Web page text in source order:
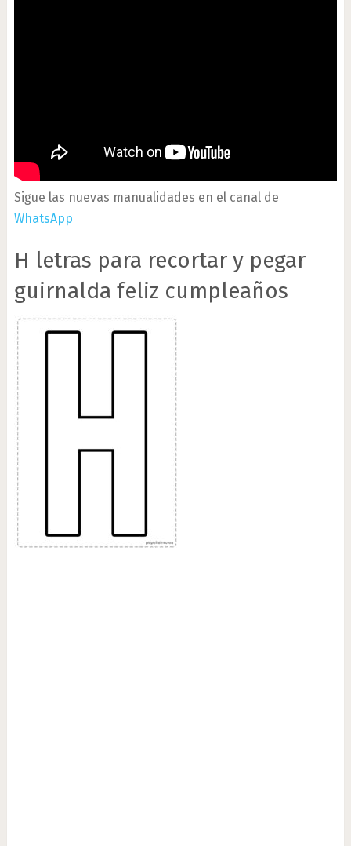
Sigue las nuevas manualidades en el canal de
WhatsApp
H letras para recortar y pegar
guirnalda feliz cumpleaños